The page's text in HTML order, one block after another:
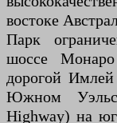
востоке
Парк
шоссе
дорогой
Южном
Highway) на